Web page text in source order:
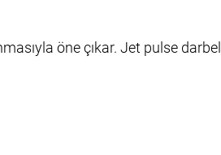
öne çıkar. Jet pulse